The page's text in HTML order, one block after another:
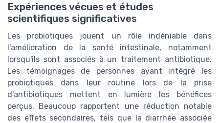
Expériences vécues et études
scientifiques significatives
Les probiotiques jouent un rôle indéniable dans
l'amélioration de la santé intestinale, notamment
lorsqu'ils sont associés à un traitement antibiotique.
Les témoignages de personnes ayant intégré les
probiotiques dans leur routine lors de la prise
d'antibiotiques mettent en lumière les bénéfices
perçus. Beaucoup rapportent une réduction notable
des effets secondaires, tels que la diarrhée associée